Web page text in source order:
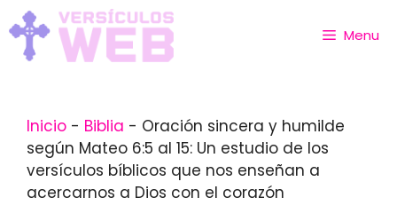
Skip
to
content
Menu
Inicio - Biblia - Oración sincera y humilde
según Mateo 6:5 al 15: Un estudio de los
versículos bíblicos que nos enseñan a
acercarnos a Dios con el corazón